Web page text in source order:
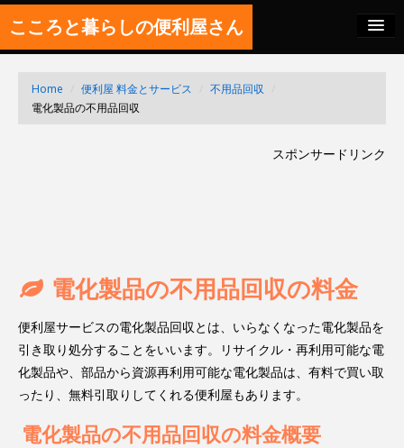
こころと暮らしの便利屋さん
SITEMAP
Home 便利屋 料金とサービス 不用品回収
電化製品の不用品回収
スポンサードリンク
電化製品の不用品回収の料金
便利屋サービスの電化製品回収とは、いらなくなった電化製品を
引き取り処分することをいいます。リサイクル・再利用可能な電
化製品や、部品から資源再利用可能な電化製品は、有料で買い取
ったり、無料引取りしてくれる便利屋もあります。
電化製品の不用品回収の料金概要